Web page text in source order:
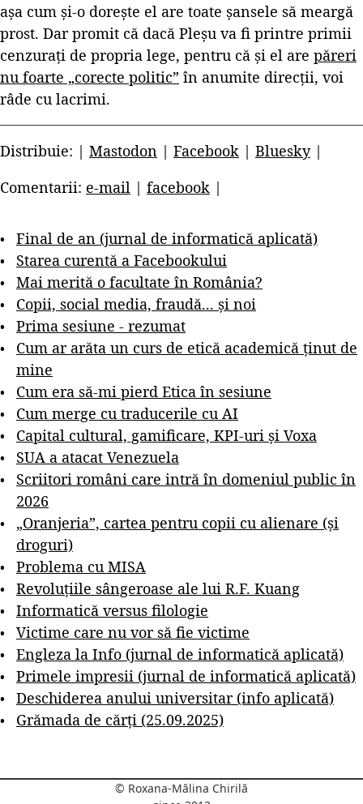
așa cum și-o dorește el are toate șansele să meargă
prost. Dar promit că dacă Pleșu va fi printre primii
cenzurați de propria lege, pentru că și el are păreri
nu foarte „corecte politic” în anumite direcții, voi
râde cu lacrimi.
Distribuie: | Mastodon | Facebook | Bluesky|
Comentarii: e-mail | facebook |
Final de an (jurnal de informatică aplicată)
Starea curentă a Facebookului
Mai merită o facultate în România?
Copii, social media, fraudă... și noi
Prima sesiune - rezumat
Cum ar arăta un curs de etică academică ținut de
mine
Cum era să-mi pierd Etica în sesiune
Cum merge cu traducerile cu AI
Capital cultural, gamificare, KPI-uri și Voxa
SUA a atacat Venezuela
Scriitori români care intră în domeniul public în
2026
„Oranjeria”, cartea pentru copii cu alienare (și
droguri)
Problema cu MISA
Revoluțiile sângeroase ale lui R.F. Kuang
Informatică versus filologie
Victime care nu vor să fie victime
Engleza la Info (jurnal de informatică aplicată)
Primele impresii (jurnal de informatică aplicată)
Deschiderea anului universitar (info aplicată)
Grămada de cărți (25.09.2025)
© Roxana-Mălina Chirilă